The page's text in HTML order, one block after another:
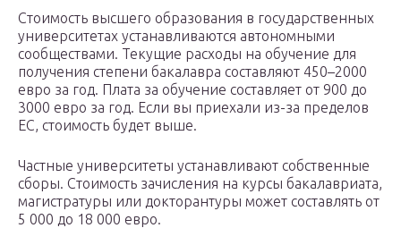
Стоимость высшего образования в государственных
университетах устанавливаются автономными
сообществами. Текущие расходы на обучение для
получения степени бакалавра составляют 450–2000
евро за год. Плата за обучение составляет от 900 до
3000 евро за год. Если вы приехали из-за пределов
ЕС, стоимость будет выше.
Частные университеты устанавливают собственные
сборы. Стоимость зачисления на курсы бакалавриата,
магистратуры или докторантуры может составлять от
5 000 до 18 000 евро.